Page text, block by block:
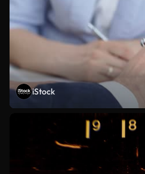
iStock